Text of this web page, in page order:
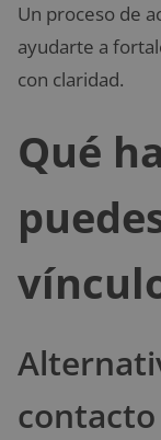
Un proceso de
ayudarte a
con claridad.
Qué